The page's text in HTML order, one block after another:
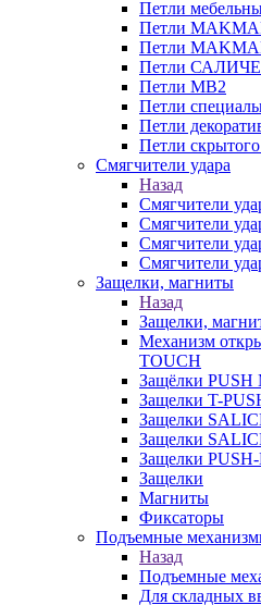
Петли
Петли
Петли
Петли
Петли MB2
Петли
Петли
Петли
Смягчители удара
Назад
Смягчители
Смягчители
Смягчители
Cмягчители
Защелки, магниты
Назад
Защелки,
Механизм
TOUCH
Защёлки
Защелки T-
Защелки
Защелки
Защелки
Защелки
Магниты
Фиксаторы
Подъемные
Назад
Подъемные
Для складных